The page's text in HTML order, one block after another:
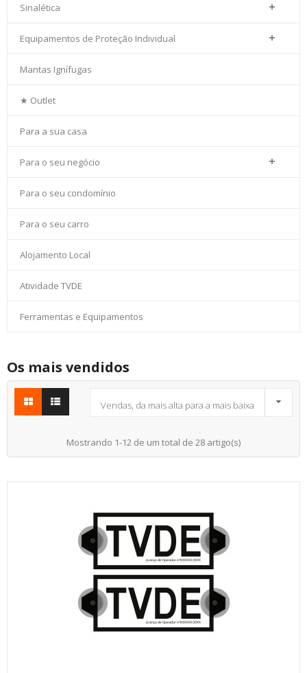
Sinalética 
Equipamentos de Proteção Individual 
Mantas Ignífugas
★ Outlet
Para a sua casa
Para o seu negócio 
Para o seu condomínio
Para o seu carro
Alojamento Local
Atividade TVDE
Ferramentas e Equipamentos
Os mais vendidos
Vendas, da mais alta para a mais baixa 
Mostrando 1-12 de um total de 28 artigo(s)